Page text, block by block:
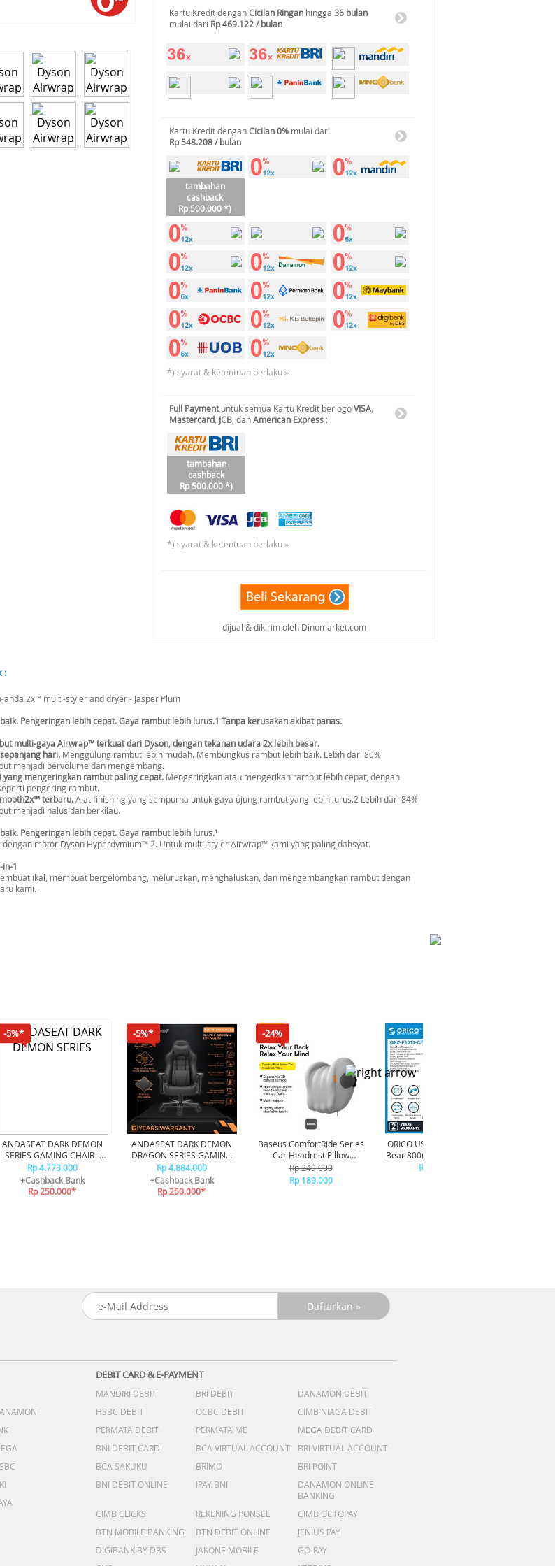
Kartu Kredit denganCicilan Ringan hingga 36 bulan
mulai dari Rp 469.122 / bulan
Kartu Kredit denganCicilan 0% mulai dari
Rp 548.208 / bulan
tambahan
cashback
Rp 500.000 *)
*) syarat & ketentuan berlaku »
Full Paymentuntuk semua Kartu Kredit berlogoVISA
Mastercard JCB , danAmerican Express :
tambahan
cashback
Rp 500.000 *)
*) syarat & ketentuan berlaku »
dijual & dikirim oleh Dinomarket.com
:
anda 2x™ multi-styler and dryer - Jasper Plum
Pengeringan lebih cepat. Gaya rambut lebih lurus.1 Tanpa kerusakan akibat panas.
multi-gaya Airwrap™ terkuat dari Dyson, dengan tekanan udara 2x lebih besar.
hari. Menggulung rambut lebih mudah. Membungkus rambut lebih baik. Lebih dari 80%
menjadi bervolume dan mengembang.
mengeringkan rambut paling cepat. Mengeringkan atau mengerikan rambut lebih cepat, dengan
pengering rambut.
terbaru.Alat finishing yang sempurna untuk gaya ujung rambut yang lebih lurus.2 Lebih dari 84%
menjadi halus dan berkilau.
Pengeringan lebih cepat. Gaya rambut lebih lurus.¹
dengan motor Dyson Hyperdymium™ 2. Untuk multi-styler Airwrap™ kami yang paling dahsyat.
in-1
ikal, membuat bergelombang, meluruskan, menghaluskan, dan mengembangkan rambut dengan
kami.
-5%*
ANDASEAT DARK DEMON
SERIES GAMING CHAIR -
BLACK
Rp 4.773.000
+Cashback Bank
Rp 250.000*
-5%*
ANDASEAT DARK DEMON
DRAGON SERIES GAMING
CHAIR - BLACK
Rp 4.884.000
+Cashback Bank
Rp 250.000*
-24%
Baseus ComfortRide Series
Car Headrest Pillow
CNTZ000013 - Gray
Rp 249.000
Rp 189.000
ORICO USB Neck Fan Maka
Bear 800mAh - GXZ-F1013 -
Rp 113.000
DEBIT CARD & E-PAYMENT
MANDIRI DEBIT BRI DEBIT
DANAMON DEBIT
HSBC DEBIT
OCBC DEBIT
CIMB NIAGA DEBIT
PERMATA DEBIT
PERMATA ME
MEGA DEBIT CARD
BNI DEBIT CARD
BCA VIRTUAL ACCOUNT
BRI VIRTUAL ACCOUNT
BCA SAKUKU
BRIMO
BRI POINT
BNI DEBIT ONLINE
IPAY BNI
DANAMON ONLINE
BANKING
CIMB CLICKS
REKENING PONSEL
CIMB OCTOPAY
BTN MOBILE BANKING
BTN DEBIT ONLINE
JENIUS PAY
DIGIBANK BY DBS
JAKONE MOBILE
GO-PAY